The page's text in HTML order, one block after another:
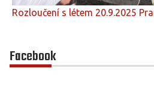
Rozloučení s létem 20.9.2025
Facebook